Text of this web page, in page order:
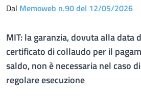
Dal Memoweb n.90 del 12/05/2026
MIT: la garanzia, dovuta alla data
certificato di collaudo per il
saldo, non è necessaria nel caso
regolare esecuzione